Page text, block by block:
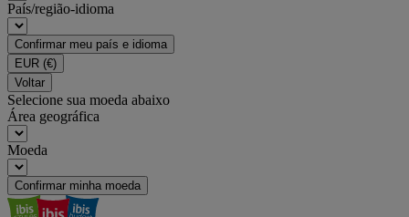
País/região-idioma
Confirmar meu país e idioma
EUR (€)
Voltar
Selecione sua moeda abaixo
Área geográfica
Moeda
Confirmar minha moeda